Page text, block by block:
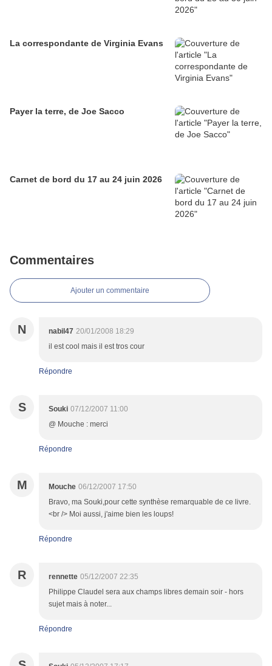
La correspondante de Virginia Evans
Payer la terre, de Joe Sacco
Carnet de bord du 17 au 24 juin 2026
Commentaires
Ajouter un commentaire
N nabil47 20/01/2008 18:29
il est cool mais il est tros cour
Répondre
S Souki 07/12/2007 11:00
@ Mouche : merci
Répondre
M Mouche 06/12/2007 17:50
Bravo, ma Souki,pour cette synthèse remarquable de ce livre.
<br /> Moi aussi, j'aime bien les loups!
Répondre
R rennette 05/12/2007 22:35
Philippe Claudel sera aux champs libres demain soir - hors
sujet mais à noter...
Répondre